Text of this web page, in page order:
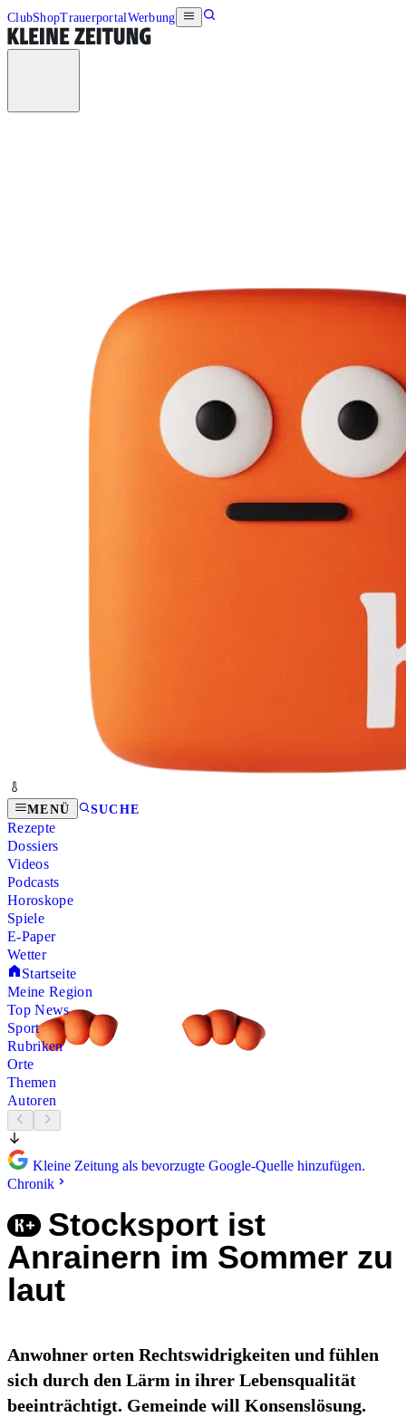
ClubShopTrauerportalWerbung
MENÜ SUCHE
Rezepte
Dossiers
Videos
Podcasts
Horoskope
Spiele
E-Paper
Wetter
Startseite
Meine Region
Top News
Sport
Rubriken
Orte
Themen
Autoren
Kleine Zeitung als bevorzugte Google-Quelle hinzufügen.
Chronik
Stocksport ist
Anrainern im Sommer zu
laut
Anwohner orten Rechtswidrigkeiten und fühlen
sich durch den Lärm in ihrer Lebensqualität
beeinträchtigt. Gemeinde will Konsenslösung.